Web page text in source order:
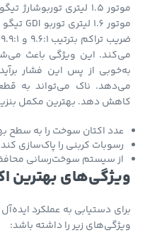
ضریب
این ویژگی باعث می‌شود
از پس این فشار برآید و
ناک می‌تواند به قطعات
دهد. بهترین مکمل بنزین برای تیگو 7
اکتان سوخت را به سطح بهینه
کربنی را پاک‌سازی کند.
سیستم سوخت‌رسانی محافظت
بهترین اکتان
دستیابی به عملکرد ایده‌آل
زیر را داشته باشد: